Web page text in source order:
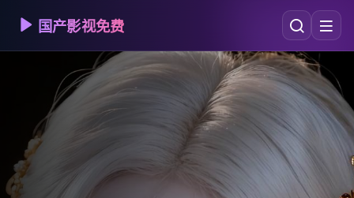
国产影视免费